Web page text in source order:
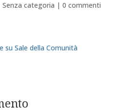
Senza categoria | 0 commenti
su Sale della Comunità